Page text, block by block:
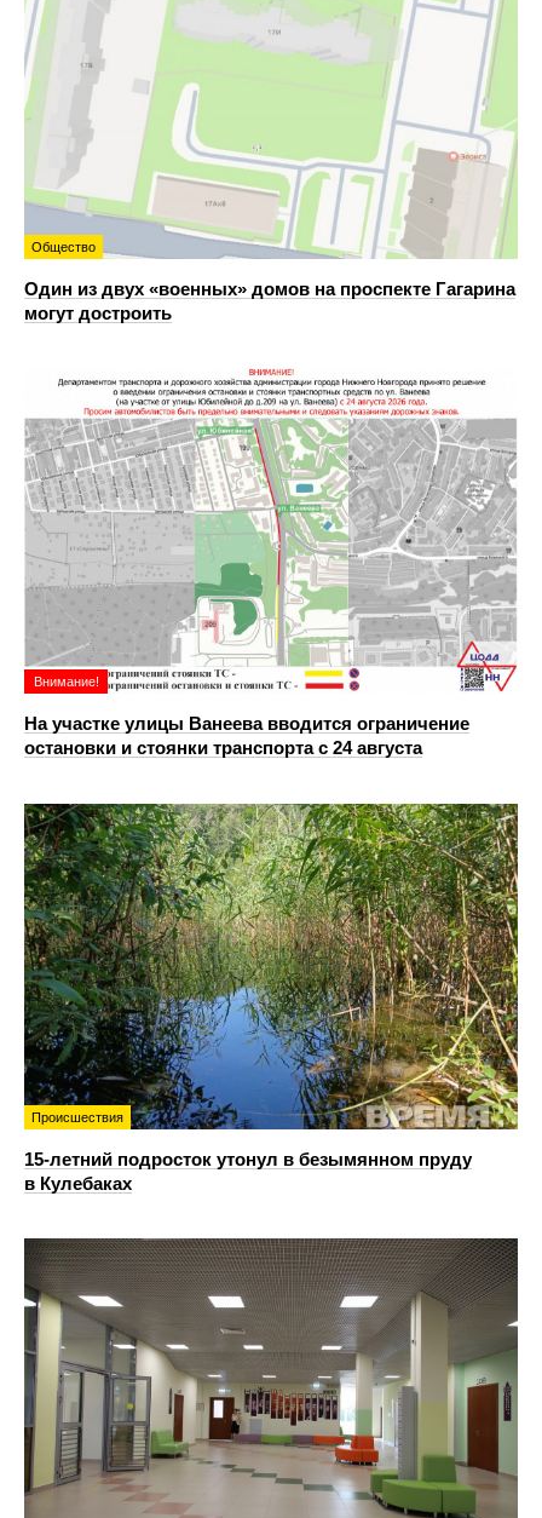
Общество
Один из двух «военных» домов на проспекте Гагарина
могут достроить
Внимание!
На участке улицы Ванеева вводится ограничение
остановки и стоянки транспорта с 24 августа
Происшествия
15-летний подросток утонул в безымянном пруду
в Кулебаках